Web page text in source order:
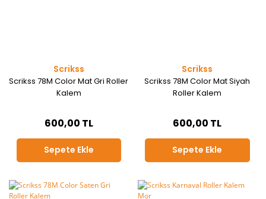
Scrikss
Scrikss 78M Color Mat Gri Roller
Kalem
600,00 TL
Sepete Ekle
Scrikss
Scrikss 78M Color Mat Siyah
Roller Kalem
600,00 TL
Sepete Ekle